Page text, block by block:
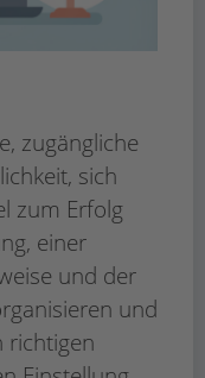
zugängliche
sich
zum Erfolg
einer
und der
und
richtigen